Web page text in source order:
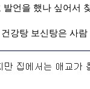
언을 했나 싶어서
강탕 보신탕은 사람